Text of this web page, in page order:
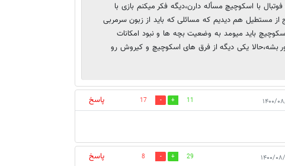
با اسکوچیچ مسأله دارن،دیگه فکر میکنم بازی با
از مستطیل هم دیدیم که مسائلی که باید از زبون سرمربی
باید میومد به وضعیت بچه ها و نبود امکانات
بشه،حالا یکی دیگه از فرق های اسکوچیچ و کیروش رو
11
17
پاسخ
29
8
پاسخ